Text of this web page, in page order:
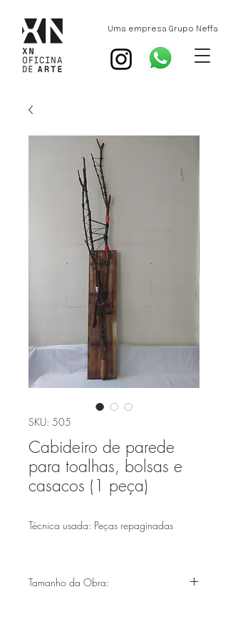
Uma empresa Grupo Neffa
SKU: 505
Cabideiro de parede
para toalhas, bolsas e
casacos (1 peça)
Técnica usada: Peças repaginadas
Tamanho da Obra: